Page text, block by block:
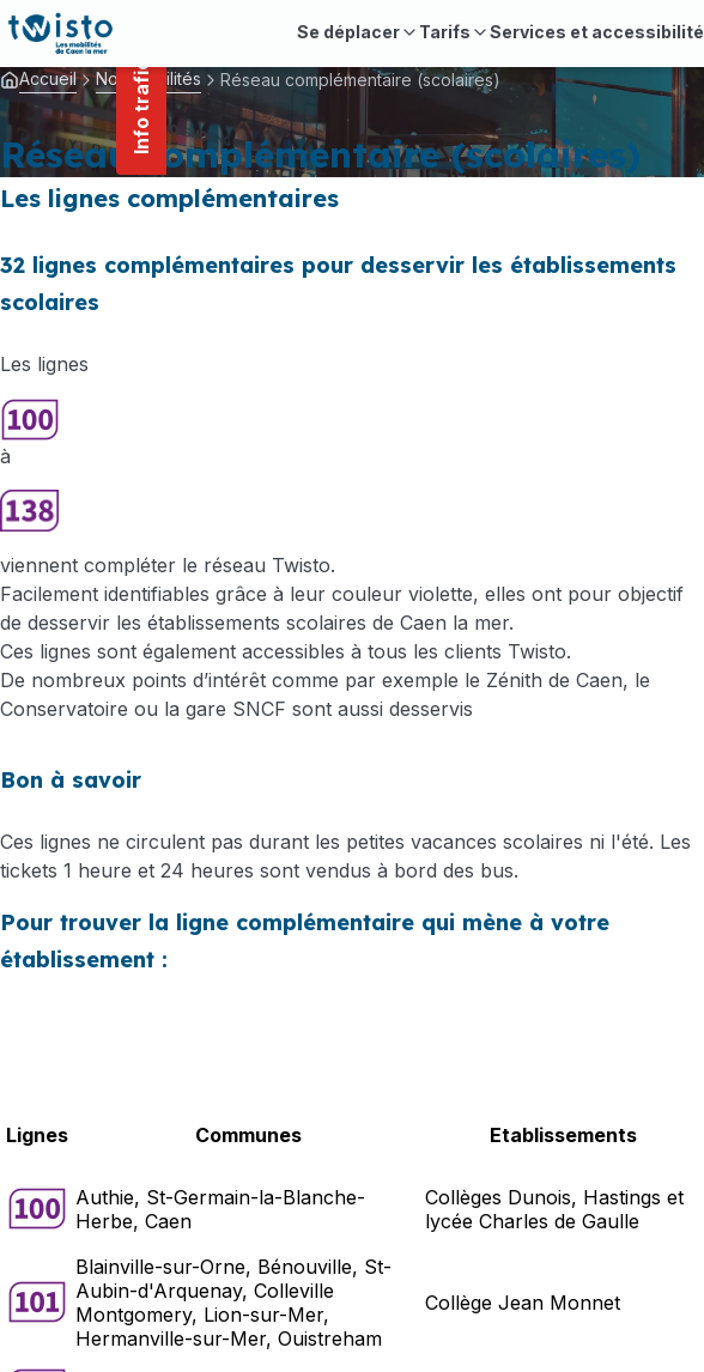
principal
Se déplacer Tarifs Services et accessibilité
Info trafic
Accueil Nos mobilités Réseau complémentaire (scolaires)
Réseau complémentaire (scolaires)
Les lignes complémentaires
32 lignes complémentaires pour desservir les établissements
scolaires
Les lignes
à
viennent compléter le réseau Twisto.
Facilement identifiables grâce à leur couleur violette, elles ont pour objectif
de desservir les établissements scolaires de Caen la mer.
Ces lignes sont également accessibles à tous les clients Twisto.
De nombreux points d’intérêt comme par exemple le Zénith de Caen, le
Conservatoire ou la gare SNCF sont aussi desservis
Bon à savoir
Ces lignes ne circulent pas durant les petites vacances scolaires ni l'été. Les
tickets 1 heure et 24 heures sont vendus à bord des bus.
Pour trouver la ligne complémentaire qui mène à votre
établissement :
Lignes Communes Etablissements
Authie, St-Germain-la-Blanche-
Herbe, Caen
Collèges Dunois, Hastings et
lycée Charles de Gaulle
Blainville-sur-Orne, Bénouville, St-
Aubin-d'Arquenay, Colleville
Montgomery, Lion-sur-Mer,
Hermanville-sur-Mer, Ouistreham
Collège Jean Monnet
Panneau de gestion des cookies